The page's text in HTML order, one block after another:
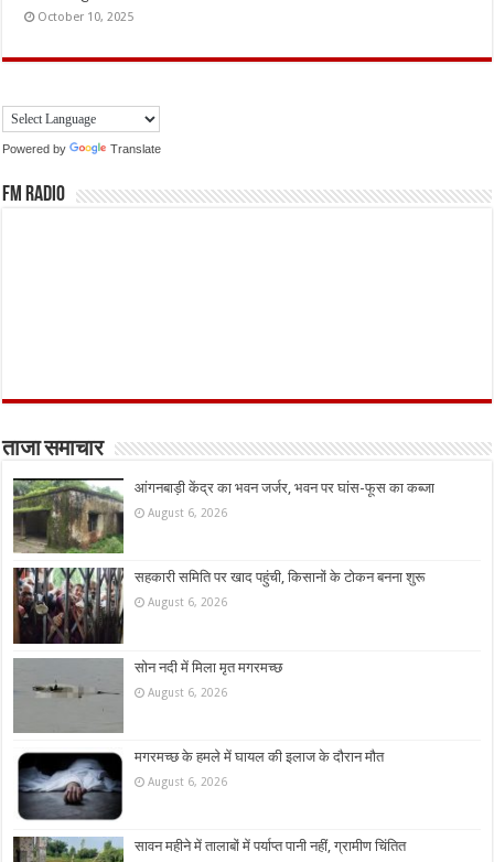
October 10, 2025
Powered by Translate
FM Radio
ताजा समाचार
आंगनबाड़ी केंद्र का भवन जर्जर, भवन पर घांस-फूस का कब्जा
August 6, 2026
सहकारी समिति पर खाद पहुंची, किसानों के टोकन बनना शुरू
August 6, 2026
सोन नदी में मिला मृत मगरमच्छ
August 6, 2026
मगरमच्छ के हमले में घायल की इलाज के दौरान मौत
August 6, 2026
सावन महीने में तालाबों में पर्याप्त पानी नहीं, ग्रामीण चिंतित